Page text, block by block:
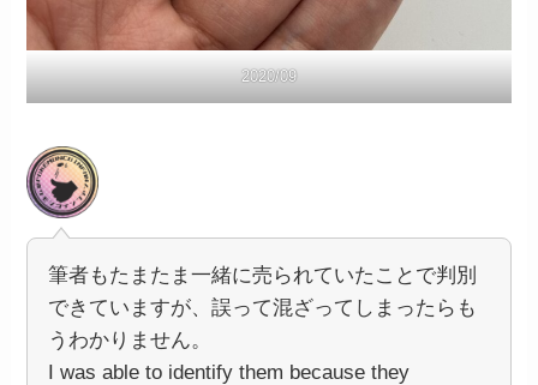
2020/09
筆者もたまたま一緒に売られていたことで判別
できていますが、誤って混ざってしまったらも
うわかりません。
I was able to identify them because they